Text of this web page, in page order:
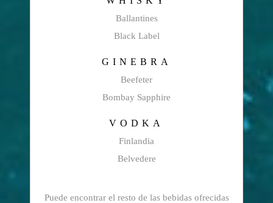
Ballantines
Black Label
GINEBRA
Beefeter
Bombay Sapphire
VODKA
Finlandia
Belvedere
Puede encontrar el resto de las bebidas ofrecidas